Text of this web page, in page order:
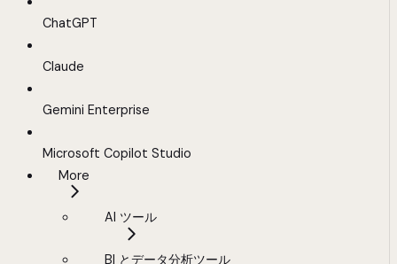
ChatGPT
Claude
Gemini Enterprise
Microsoft Copilot Studio
More
AI ツール
BI とデータ分析ツール